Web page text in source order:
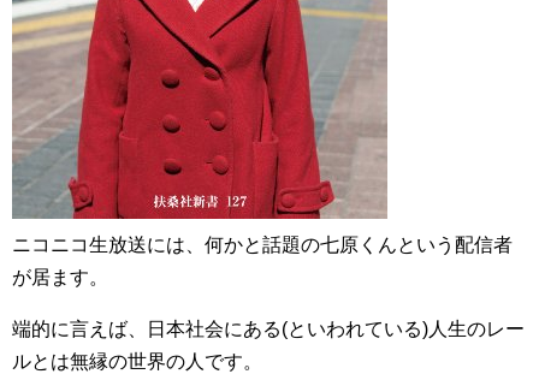
ニコニコ生放送には、何かと話題の七原くんという配信者
が居ます。
端的に言えば、日本社会にある(といわれている)人生のレー
ルとは無縁の世界の人です。